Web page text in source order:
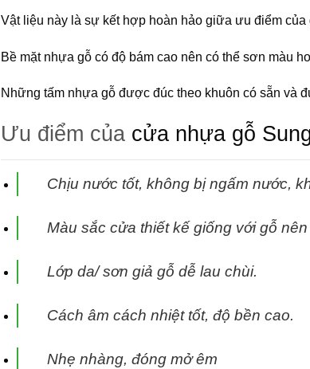
Vật liệu này là sự kết hợp hoàn hảo giữa ưu điểm
Bề mặt nhựa gỗ có độ bám cao nên có thể sơn màu
Những tấm nhựa gỗ được đúc theo khuôn có sẵn và
Ưu điểm của cửa nhựa gỗ
Chịu nước tốt, không bị ngấm nước,
Màu sắc cửa thiết kế giống với gỗ
Lớp da/ sơn giả gỗ dễ lau chùi.
Cách âm cách nhiệt tốt, độ bền cao.
Nhẹ nhàng, đóng mở êm